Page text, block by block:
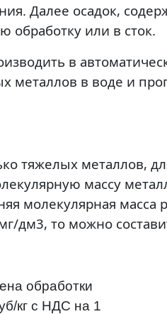
Далее осадок,
обработку или в сток.
в
металлов в воде и
тяжелых металлов,
массу
молекулярная масса
дм3, то можно
обработки
кг с НДС на 1